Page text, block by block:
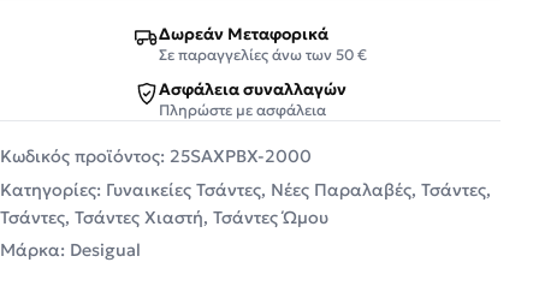
Δωρεάν Μεταφορικά
Σε παραγγελίες άνω των 50 €
Ασφάλεια συναλλαγών
Πληρώστε με ασφάλεια
Κωδικός προϊόντος: 25SAXPBX-2000
Κατηγορίες: Γυναικείες Τσάντες, Νέες Παραλαβές, Τσάντες,
Τσάντες, Τσάντες Χιαστή, Τσάντες Ώμου
Μάρκα: Desigual